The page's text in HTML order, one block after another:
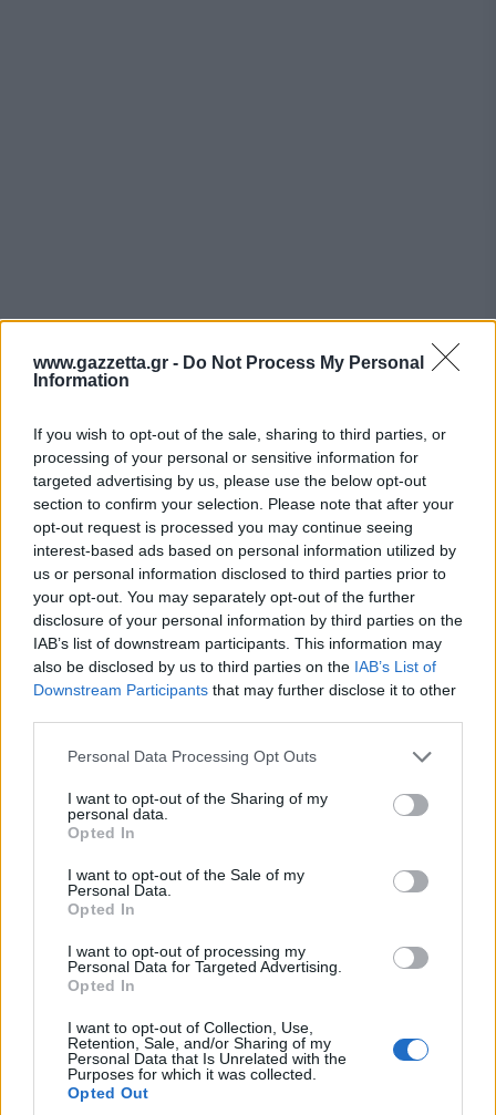
www.gazzetta.gr - Do Not Process My Personal
Information
If you wish to opt-out of the sale, sharing to third parties, or
processing of your personal or sensitive information for
targeted advertising by us, please use the below opt-out
section to confirm your selection. Please note that after your
opt-out request is processed you may continue seeing
interest-based ads based on personal information utilized by
us or personal information disclosed to third parties prior to
your opt-out. You may separately opt-out of the further
disclosure of your personal information by third parties on the
IAB’s list of downstream participants. This information may
also be disclosed by us to third parties on the IAB’s List of
Downstream Participants that may further disclose it to other
Please note that this website/app uses one or more Google
not limited to your visit or usage behaviour. You may click to
grant or deny consent to Google and its third-party tags to
use your data for below specified purposes in below Google
consent section.
Personal Data Processing Opt Outs
I want to opt-out of the Sharing of my
personal data.
Opted In
I want to opt-out of the Sale of my
Personal Data.
Opted In
I want to opt-out of processing my
Personal Data for Targeted Advertising.
Opted In
I want to opt-out of Collection, Use,
Retention, Sale, and/or Sharing of my
Personal Data that Is Unrelated with the
Purposes for which it was collected.
Opted Out
Η τετρακίνηση του Musso Grand προσφέρει
δυνατότητα επιλογής ανάμεσα σε 2WD, 4WD
High και 4WD Low, καλύπτοντας έτσι κάθε
πιθανό σενάριο. Η μέση κατανάλωση κυμαίνεται
γύρω στα 8–9 λίτρα/100 χλμ., λογική για το
μέγεθος και τον χαρακτήρα του οχήματος. Η
τον σκληροτράχηλο χαρακτήρα του, ενώ το
σύνολο δίνει την αίσθηση ότι είναι φτιαγμένο να
αντέχει χρόνια σκληρής χρήσης.
Στο δρόμο - και εκτός
Η οδήγηση του Musso Grand 4x4 AT στο οδικό
δίκτυο αφήνει ανάμεικτα συναισθήματα: από τη
μία, αξιοπρεπής πολιτισμός και αξιοπιστία· από